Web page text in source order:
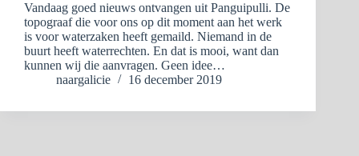
Vandaag goed nieuws ontvangen uit Panguipulli. De
topograaf die voor ons op dit moment aan het werk
is voor waterzaken heeft gemaild. Niemand in de
buurt heeft waterrechten. En dat is mooi, want dan
kunnen wij die aanvragen. Geen idee…
naargalicie
16 december 2019